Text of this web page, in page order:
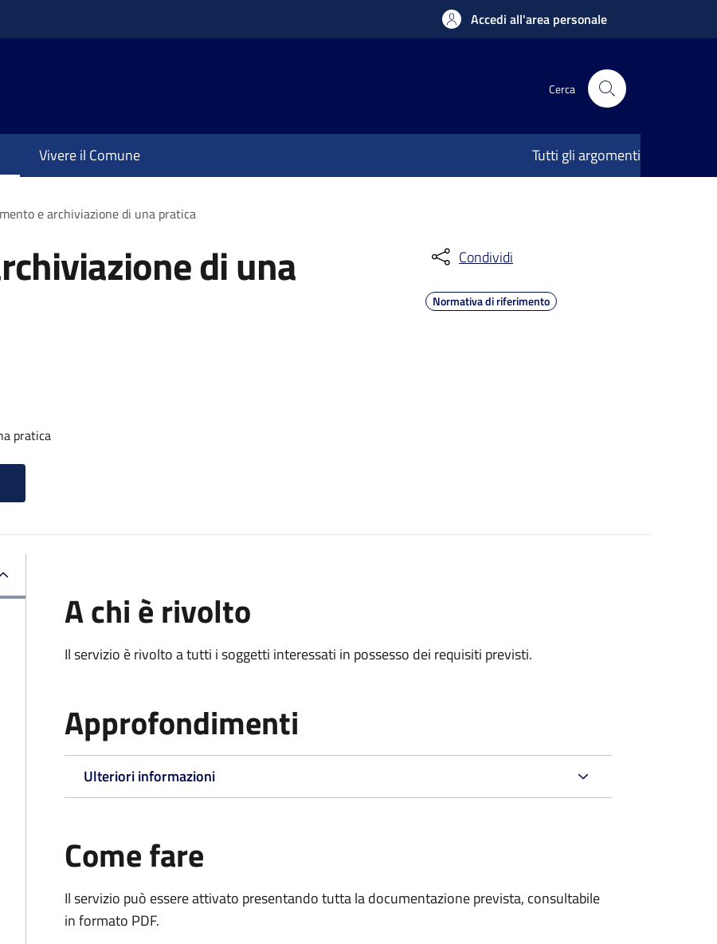
Accedi all'area personale
Cerca
Vivere il Comune Tutti gli argomenti
e archiviazione di una pratica
di una
pratica
Condividi
Normativa di riferimento
A chi è rivolto
Il servizio è rivolto a tutti i soggetti interessati in possesso dei requisiti previsti.
Approfondimenti
Ulteriori informazioni
Come fare
Il servizio può essere attivato presentando tutta la documentazione prevista, consultabile
in formato PDF.